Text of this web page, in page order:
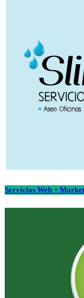
Servicios Web +